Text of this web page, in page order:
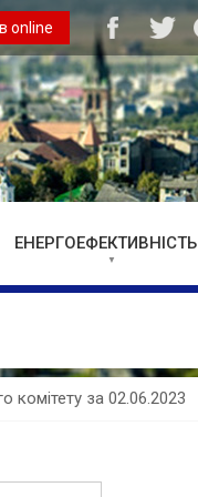
online
ЕНЕРГОЕФЕКТИВНІСТЬ
комітету за 02.06.2023